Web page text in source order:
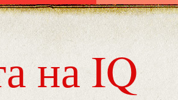
на IQ